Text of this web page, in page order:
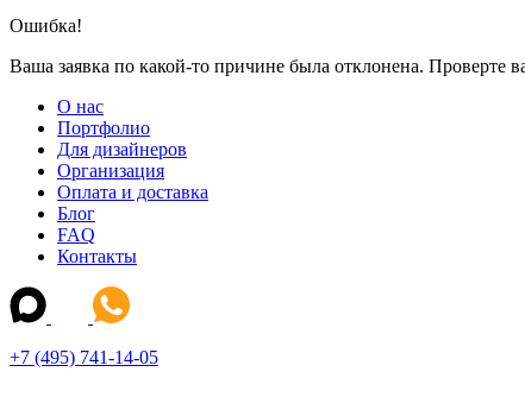
Ошибка!
Ваша заявка по какой-то причине была отклонена. Проверте
О нас
Портфолио
Для дизайнеров
Организация
Оплата и доставка
Блог
FAQ
Контакты
+7 (495) 741-14-05